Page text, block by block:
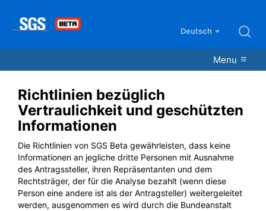
Deutsch
Menu
Richtlinien bezüglich
Vertraulichkeit und geschützten
Informationen
Die Richtlinien von SGS Beta gewährleisten, dass keine
Informationen an jegliche dritte Personen mit Ausnahme
des Antragssteller, ihren Repräsentanten und dem
Rechtsträger, der für die Analyse bezahlt (wenn diese
Person eine andere ist als der Antragsteller) weitergeleitet
werden, ausgenommen es wird durch die Bundeanstalt